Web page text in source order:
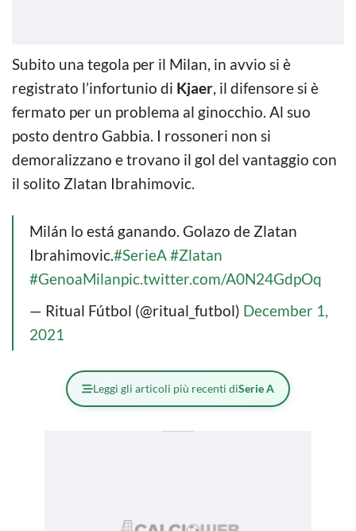
Subito una tegola per il Milan, in avvio si è
registrato l’infortunio di Kjaer, il difensore si è
fermato per un problema al ginocchio. Al suo
posto dentro Gabbia. I rossoneri non si
demoralizzano e trovano il gol del vantaggio con
il solito Zlatan Ibrahimovic.
Milán lo está ganando. Golazo de Zlatan
Ibrahimovic.#SerieA#Zlatan
#GenoaMilanpic.twitter.com/A0N24GdpOq
— Ritual Fútbol (@ritual_futbol) December 1,
2021
Leggi gli articoli più recenti diSerie A